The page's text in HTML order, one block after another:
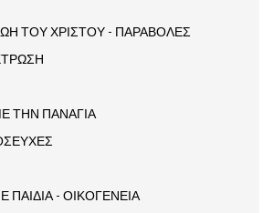
ΤΟΥ ΧΡΙΣΤΟΥ - ΠΑΡΑΒΟΛΕΣ
ΤΗΝ ΠΑΝΑΓΙΑ
ΠΑΙΔΙΑ - ΟΙΚΟΓΕΝΕΙΑ